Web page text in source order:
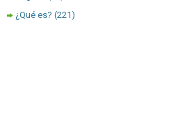
¿Qué es? (221)